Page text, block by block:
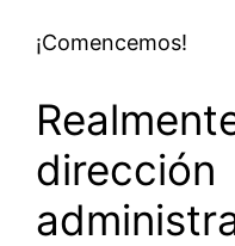
¡Comencemos!
dirección